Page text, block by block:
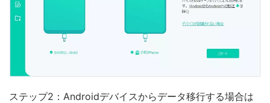
ステップ2：Androidデバイスからデータ移行する場合は